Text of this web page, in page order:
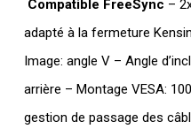
Compatible FreeSync –
adapté à la fermeture
Image: angle V – Angle
arrière – Montage VESA:
gestion de passage des